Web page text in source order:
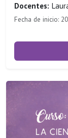
Docentes:
Fecha de inicio: